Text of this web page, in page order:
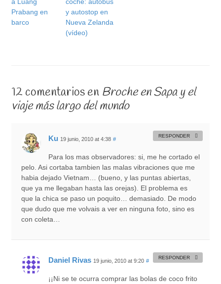
a Luang
Prabang en
barco
coche: autobús
y autostop en
Nueva Zelanda
(vídeo)
12 comentarios en Broche en Sapa y el
viaje más largo del mundo
Ku 19 junio, 2010 at 4:38 #
Para los mas observadores: si, me he cortado el
pelo. Asi cortaba tambien las malas vibraciones que me
habia dejado Vietnam… (bueno, y las puntas abiertas,
que ya me llegaban hasta las orejas). El problema es
que la chica se paso un poquito… demasiado. De modo
que dudo que me volvais a ver en ninguna foto, sino es
con coleta…
RESPONDER
Daniel Rivas 19 junio, 2010 at 9:20 #
¡¡Ni se te ocurra comprar las bolas de coco frito
RESPONDER